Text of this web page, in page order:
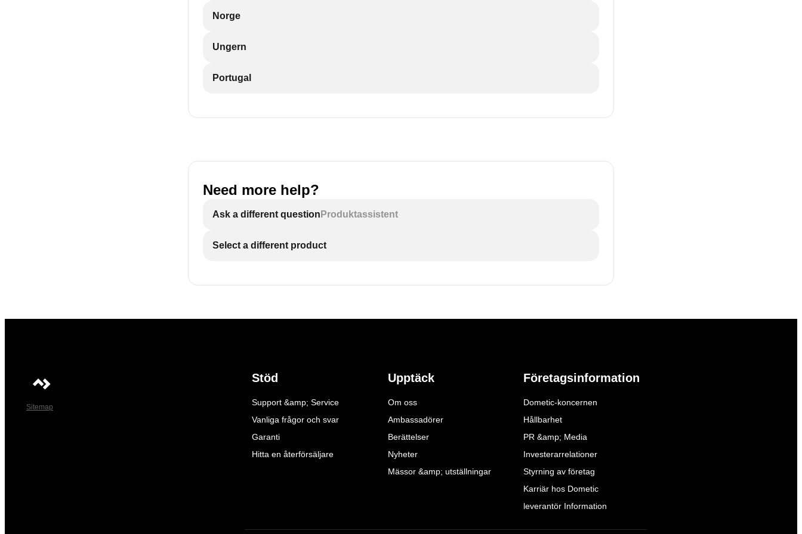
Norge
Ungern
Portugal
Need more help?
Ask a different question Produktassistent
Select a different product
Sitemap
Stöd
Support &amp; Service
Vanliga frågor och svar
Garanti
Hitta en återförsäljare
Upptäck
Om oss
Ambassadörer
Berättelser
Nyheter
Mässor &amp; utställningar
Företagsinformation
Dometic-koncernen
Hållbarhet
PR &amp; Media
Investerarrelationer
Styrning av företag
Karriär hos Dometic
leverantör Information